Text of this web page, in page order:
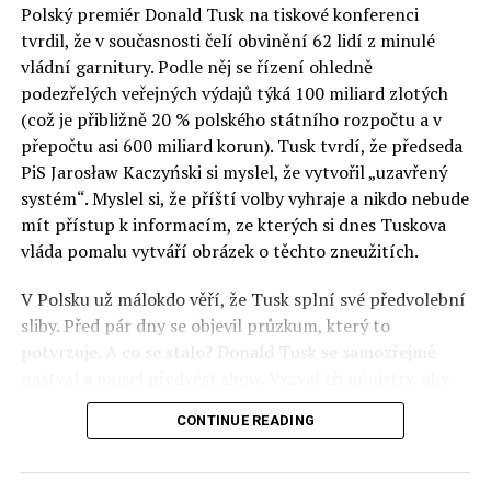
Otázky spojené s vývojem umělé inteligence budou na
fóru AI zvláště diskutovanou oblastí. Fórum AI bude
zahrnovat vyhrazenou tematickou trať skládající se z
panelů, prezentací, workshopů a speciálních akcí.
Budou diskutovány klíčové otázky vlivu umělé
inteligence ve společnosti, ale i v sektoru veřejných a
komerčních služeb. Budou se diskutovat problémy a
výzvy, kterým bude muset trh čelit tváří v tvář zásadním
technologickým změnám. Účastníci fóra také zváží, do
technologií umělé inteligence v mnoha oblastech života
umožní Evropské unii obnovit konkurenceschopnost ve
vztahu ke globálním ekonomikám a nutnosti zajistit
Polský premiér Donald Tusk na tiskové konferenci
tvrdil, že v současnosti čelí obvinění 62 lidí z minulé
vládní garnitury. Podle něj se řízení ohledně
podezřelých veřejných výdajů týká 100 miliard zlotých
(což je přibližně 20 % polského státního rozpočtu a v
přepočtu asi 600 miliard korun). Tusk tvrdí, že předseda
PiS Jarosław Kaczyński si myslel, že vytvořil „uzavřený
systém“. Myslel si, že příští volby vyhraje a nikdo nebude
mít přístup k informacím, ze kterých si dnes Tuskova
vláda pomalu vytváří obrázek o těchto zneužitích.
V Polsku už málokdo věří, že Tusk splní své předvolební
sliby. Před pár dny se objevil průzkum, který to
potvrzuje. A co se stalo? Donald Tusk se samozřejmě
před kamerami podepsali dohodu o stíhání členů PiS, a
ti poslušně ono divadlo předvedli. Andrzej Domański
CONTINUE READING